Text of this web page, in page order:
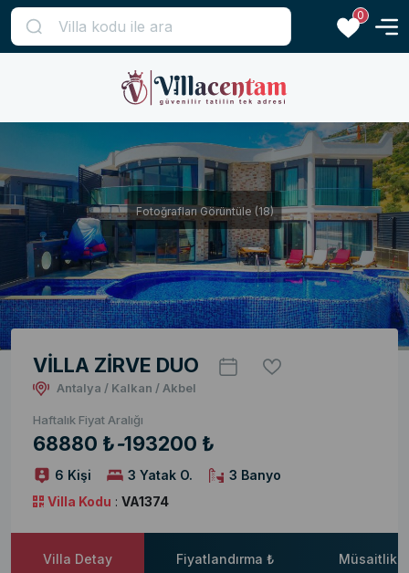
0
Fotoğrafları Görüntüle (18)
VİLLA ZİRVE DUO
Antalya / Kalkan / Akbel
Haftalık Fiyat Aralığı
68880 ₺-193200 ₺
6 Kişi 3 Yatak O.
3 Banyo
Villa Kodu : VA1374
Villa Detay Fiyatlandırma ₺ Müsaitlik